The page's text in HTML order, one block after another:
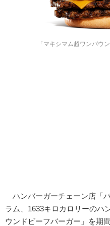
「マキシマム超ワンパウ
ハンバーガーチェーン店「
ラム、1633キロカロリーのハ
ウンドビーフバーガー」を期